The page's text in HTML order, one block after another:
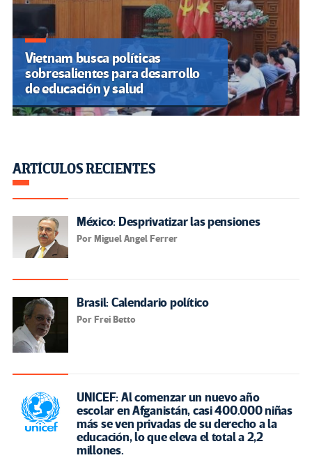
Vietnam busca políticas
sobresalientes para desarrollo
de educación y salud
ARTÍCULOS RECIENTES
México: Desprivatizar las pensiones
Por Miguel Angel Ferrer
Brasil: Calendario político
Por Frei Betto
UNICEF: Al comenzar un nuevo año
escolar en Afganistán, casi 400.000 niñas
más se ven privadas de su derecho a la
educación, lo que eleva el total a 2,2
millones.